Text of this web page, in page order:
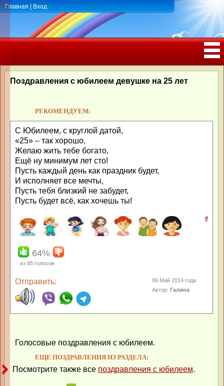
Главная Вход
РОЖДЕНИЯ, ЮБИЛЕЕМ
Поздравления с юбилеем девушке на 25 лет
РЕКОМЕНДУЕМ:
С Юбилеем, с круглой датой,
«25» – так хорошо,
Желаю жить тебе богато,
Ещё ну минимум лет сто!
Пусть каждый день как праздник будет,
И исполняет все мечты,
Пусть тебя близкий не забудет,
Пусть будет всё, как хочешь ты!
#
64%
из 85 голосов
Отправить:
06 Май 2014 года
Автор:Галина
Голосовые поздравления с юбилеем.
ЕЩЕ ПОЗДРАВЛЕНИЯ ИЗ РАЗДЕЛА:
Посмотрите также все поздравления с юбилеем.